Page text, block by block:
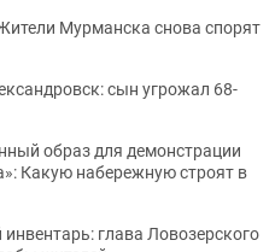
Мурманска снова спорят
сын угрожал 68-
образ для демонстрации
Какую набережную строят в
глава Ловозерского